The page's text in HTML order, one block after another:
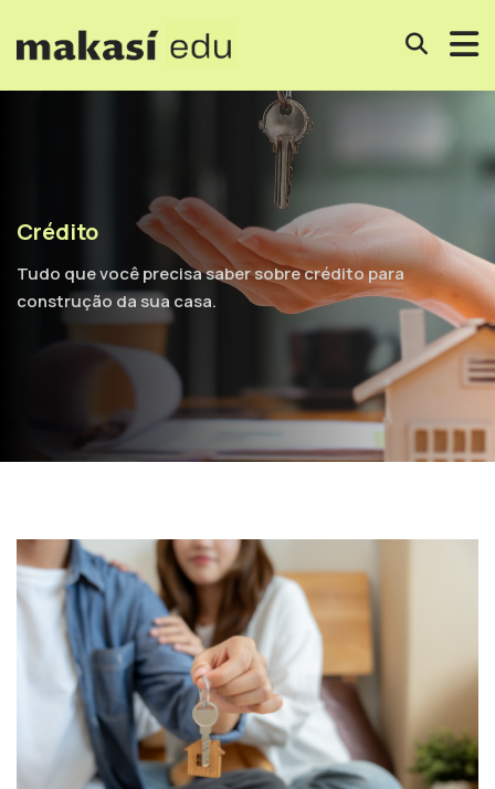
Crédito
Tudo que você precisa saber sobre crédito para
construção da sua casa.